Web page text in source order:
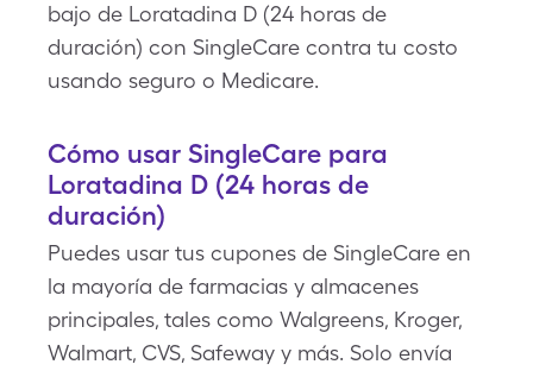
bajo de Loratadina D (24 horas de
duración) con SingleCare contra tu costo
usando seguro o Medicare.
Cómo usar SingleCare para
Loratadina D (24 horas de
duración)
Puedes usar tus cupones de SingleCare en
la mayoría de farmacias y almacenes
principales, tales como Walgreens, Kroger,
Walmart, CVS, Safeway y más. Solo envía